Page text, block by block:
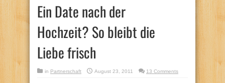
Ein Date nach der
Hochzeit? So bleibt die
Liebe frisch
in Partnerschaft August 23, 2011 13 Comments